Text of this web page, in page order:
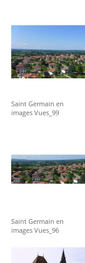
Saint Germain en
images Vues_99
Saint Germain en
images Vues_96